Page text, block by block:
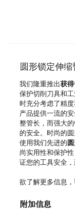
圆形锁定伸缩
我们隆重推出获
保护切削刀具和
时充分考虑了精
产品提供一流的
整管长，而强大
的安全。时尚的
使用我们先进的
尚实用性和保护
证您的工具安全
欲了解更多信息
附加信息